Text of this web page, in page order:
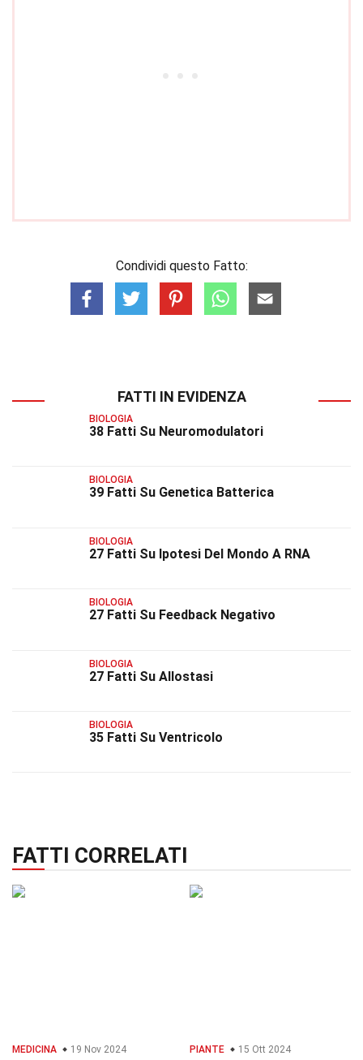
Condividi questo Fatto:
FATTI IN EVIDENZA
BIOLOGIA
38 Fatti Su Neuromodulatori
BIOLOGIA
39 Fatti Su Genetica Batterica
BIOLOGIA
27 Fatti Su Ipotesi Del Mondo A RNA
BIOLOGIA
27 Fatti Su Feedback Negativo
BIOLOGIA
27 Fatti Su Allostasi
BIOLOGIA
35 Fatti Su Ventricolo
FATTI CORRELATI
MEDICINA 19 Nov 2024 PIANTE 15 Ott 2024